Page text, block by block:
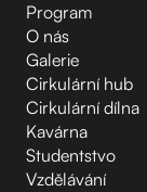
Program
O nás
Galerie
Cirkulární hub
Cirkulární dílna
Kavárna
Studentstvo
Vzdělávání